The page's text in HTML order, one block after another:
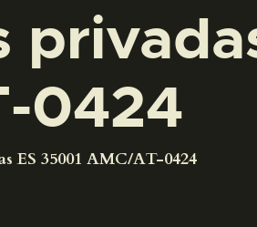
0424
ES 35001 AMC/AT-0424